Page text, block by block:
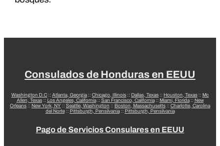
Consulados de Honduras en EEUU
Washington D.C :: Atlanta, Georgia :: Chicago, Illinois :: Dallas, Texas :: Houston, Texas :: Mc
Allen, Texas:: Los Angeles, California:: San Francisco, California:: Miami, Florida:: New
Orleans :: New York, NY :: Seattle, Washington :: Boston, Massachusetts :: Charlotte, Carolina
del Norte:: Pittsburgh, Pensilvania:: Pittsburgh, Pensilvania
Pago de Servicios Consulares en EEUU